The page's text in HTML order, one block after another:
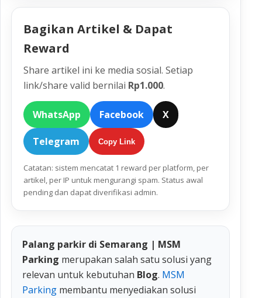
Bagikan Artikel & Dapat
Reward
Share artikel ini ke media sosial. Setiap
link/share valid bernilai Rp1.000.
WhatsApp Facebook X
Telegram Copy Link
Catatan: sistem mencatat 1 reward per platform, per
artikel, per IP untuk mengurangi spam. Status awal
pending dan dapat diverifikasi admin.
Palang parkir di Semarang | MSM
Parking merupakan salah satu solusi yang
relevan untuk kebutuhan Blog. MSM
Parking membantu menyediakan solusi